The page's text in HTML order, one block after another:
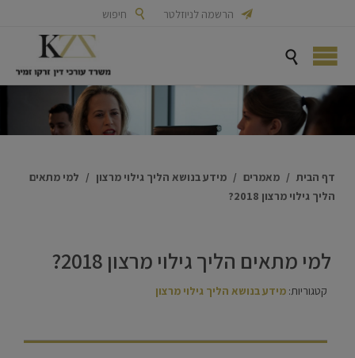
 הרשמה לניוזלטר  חיפוש

דף הבית / מאמרים / מידע בנושא הליך גילוי מרצון / למי מתאים
הליך גילוי מרצון 2018?
למי מתאים הליך גילוי מרצון 2018?
קטגוריות: מידע בנושא הליך גילוי מרצון